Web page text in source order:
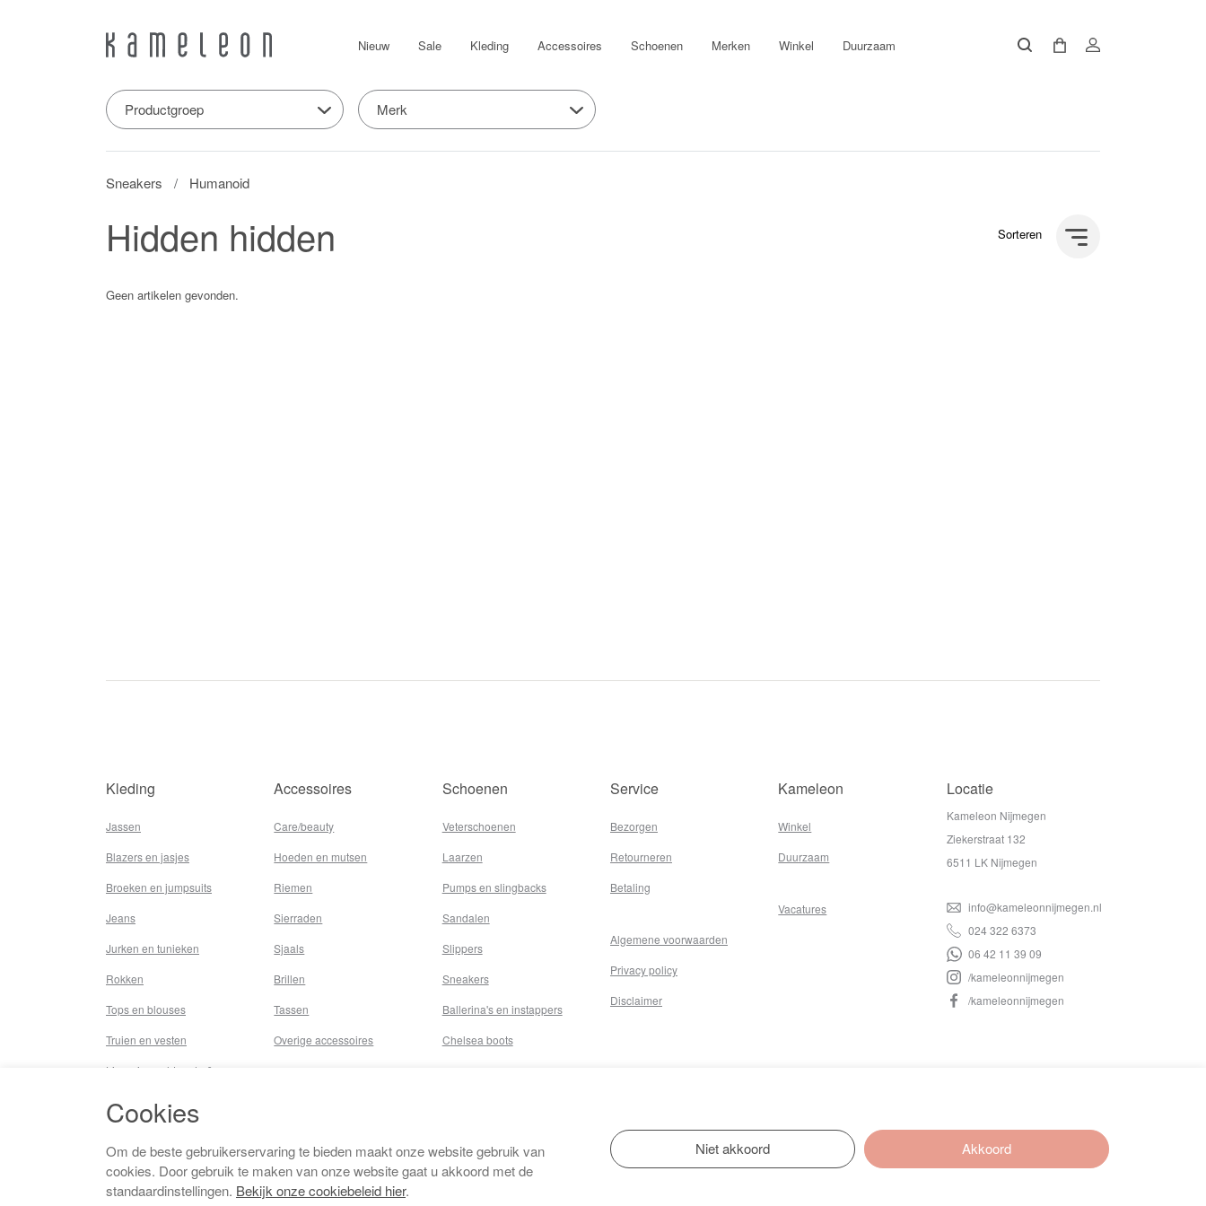
Nieuw Sale Kleding Accessoires Schoenen Merken Winkel Duurzaam
Productgroep Merk
Sneakers Humanoid
Hidden hidden Sorteren
Geen artikelen gevonden.
Kleding
Jassen
Blazers en jasjes
Broeken en jumpsuits
Jeans
Jurken en tunieken
Rokken
Tops en blouses
Truien en vesten
Lingerie,nachtmode &
Badkleding
Beenmode
Vermaakkosten
Accessoires
Care/beauty
Hoeden en mutsen
Riemen
Sierraden
Sjaals
Brillen
Tassen
Overige accessoires
Schoenen
Veterschoenen
Laarzen
Pumps en slingbacks
Sandalen
Slippers
Sneakers
Ballerina's en instappers
Chelsea boots
Service
Bezorgen
Retourneren
Betaling
Algemene voorwaarden
Privacy policy
Disclaimer
Kameleon
Winkel
Duurzaam
Vacatures
Locatie
Kameleon Nijmegen
Ziekerstraat 132
6511 LK Nijmegen
info@kameleonnijmegen.nl
024 322 6373
06 42 11 39 09
/kameleonnijmegen
/kameleonnijmegen
Cookies
Om de beste gebruikerservaring te bieden maakt onze website gebruik van
cookies. Door gebruik te maken van onze website gaat u akkoord met de
standaardinstellingen. Bekijk onze cookiebeleid hier.